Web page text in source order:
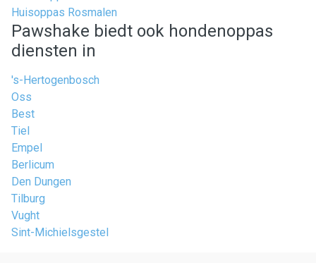
Huisoppas Rosmalen
Pawshake biedt ook hondenoppas
diensten in
's-Hertogenbosch
Oss
Best
Tiel
Empel
Berlicum
Den Dungen
Tilburg
Vught
Sint-Michielsgestel